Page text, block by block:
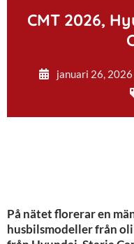
CMT 2026,
januari 26, 2026
På nätet florerar en
husbilsmodeller från